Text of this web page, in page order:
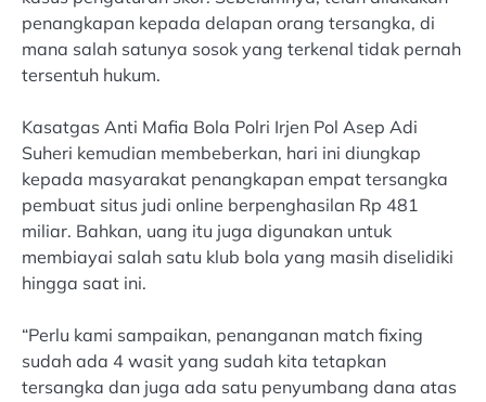
penangkapan kepada delapan orang tersangka, di
mana salah satunya sosok yang terkenal tidak pernah
tersentuh hukum.
Kasatgas Anti Mafia Bola Polri Irjen Pol Asep Adi
Suheri kemudian membeberkan, hari ini diungkap
kepada masyarakat penangkapan empat tersangka
pembuat situs judi online berpenghasilan Rp 481
miliar. Bahkan, uang itu juga digunakan untuk
membiayai salah satu klub bola yang masih diselidiki
hingga saat ini.
“Perlu kami sampaikan, penanganan match fixing
sudah ada 4 wasit yang sudah kita tetapkan
tersangka dan juga ada satu penyumbang dana atas